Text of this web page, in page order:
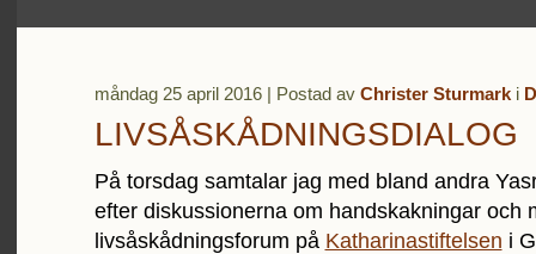
måndag 25 april 2016 | Postad av Christer Sturmarki
LIVSÅSKÅDNINGSDIALOG
På torsdag samtalar jag med bland andra
efter diskussionerna om handskakningar och
livsåskådningsforum på Katharinastiftelsen i